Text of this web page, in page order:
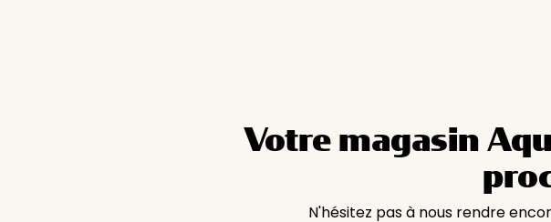
Votre magasin
N'hésitez pas à nous rendre